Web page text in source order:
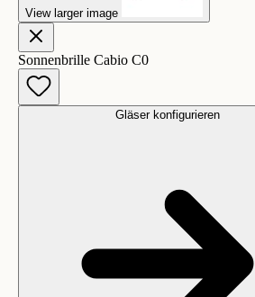
View larger image
Sonnenbrille Cabio C0
Gläser konfigurieren